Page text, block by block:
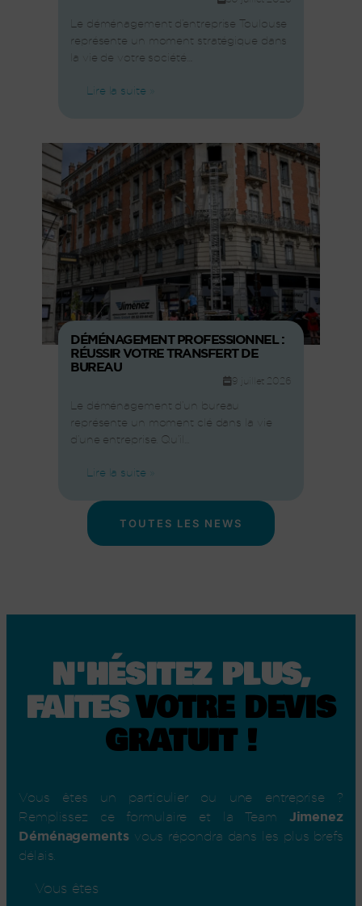
Le déménagement d’entreprise Toulouse
représente un moment stratégique dans
la vie de votre société....
Lire la suite »
DÉMÉNAGEMENT PROFESSIONNEL :
RÉUSSIR VOTRE TRANSFERT DE
BUREAU
9 juillet 2026
Le déménagement d’un bureau
représente un moment clé dans la vie
d’une entreprise. Qu’il...
Lire la suite »
TOUTES LES NEWS
N'HÉSITEZ PLUS,
FAITESVOTRE DEVIS
GRATUIT !
Vous êtes un particulier ou une entreprise ?
Remplissez ce formulaire et la Team Jimenez
Déménagementsvous répondra dans les plus brefs
délais.
Vous êtes